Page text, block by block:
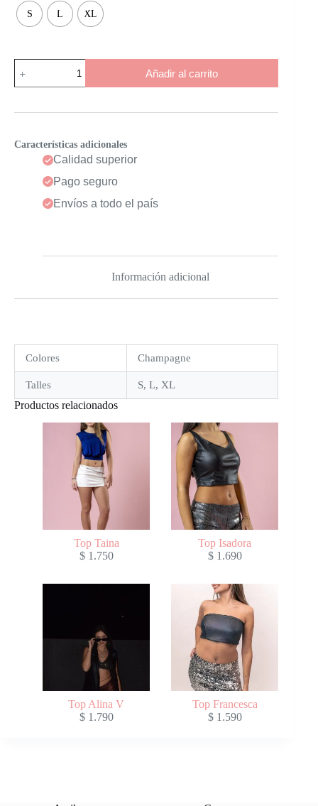
S L XL
Paz
con
cantidad
Añadir al carrito
Características adicionales
Calidad superior
Pago seguro
Envíos a todo el país
Información adicional
Colores Champagne
Talles S, L, XL
Productos relacionados
Top Taina
$1.750
Top Isadora
$1.690
Top Alina V
$1.790
Top Francesca
$1.590